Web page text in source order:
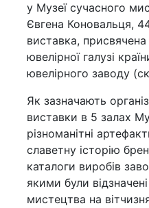
у Музеї сучасного
Євгена Коновальця,
виставка,
ювелірної галузі
ювелірного заводу
Як зазначають
виставки в 5 залах
різноманітні
славетну історію
каталоги виробів
якими були
мистецтва на